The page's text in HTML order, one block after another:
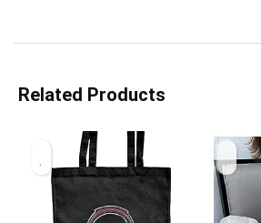
Related Products